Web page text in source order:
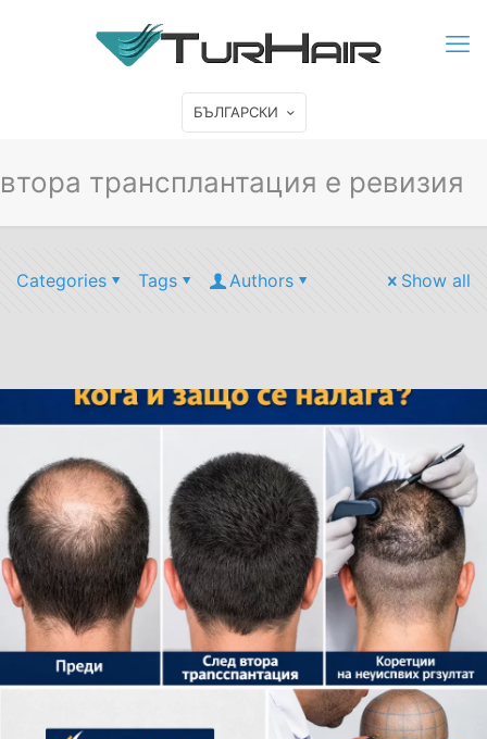
БЪЛГАРСКИ
втора трансплантация е ревизия
Categories Tags Authors Show all